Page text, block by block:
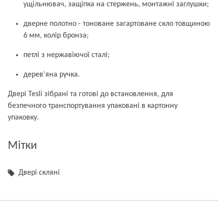
ущільнювач, защіпка на стержень, монтажні заглушки;
дверне полотно - тоноване загартоване скло товщиною
6 мм, колір бронза;
петлі з нержавіючої сталі;
дерев'яна ручка.
Двері Tesli зібрані та готові до встановлення, для
безпечного транспортування упаковані в картонну
упаковку.
Мітки
Двері скляні